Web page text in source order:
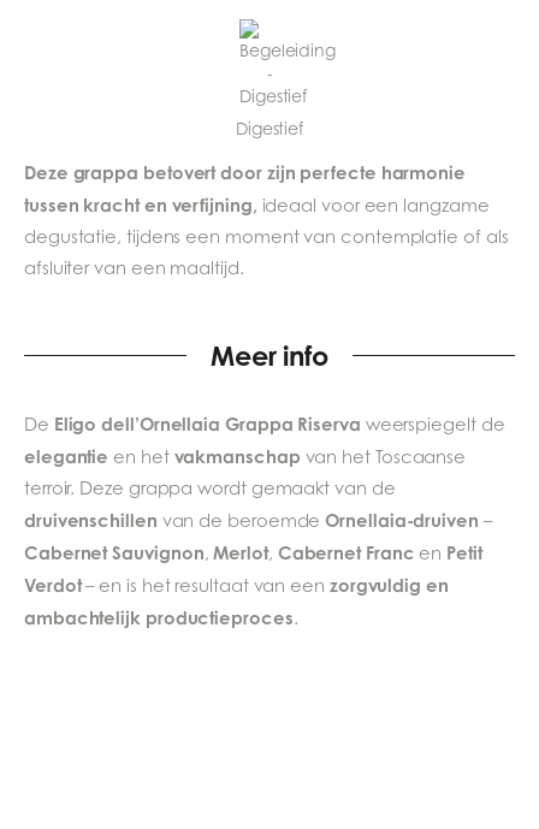
Digestief
Deze grappa betovert door zijn perfecte harmonie
tussen kracht en verfijning, ideaal voor een langzame
degustatie, tijdens een moment van contemplatie of als
afsluiter van een maaltijd.
Meer info
De Eligo dell’Ornellaia Grappa Riserva weerspiegelt de
elegantie en het vakmanschap van het Toscaanse
terroir. Deze grappa wordt gemaakt van de
druivenschillen van de beroemdeOrnellaia-druiven –
Cabernet Sauvignon,Merlot, Cabernet Franc en Petit
Verdot– en is het resultaat van een zorgvuldig en
ambachtelijk productieproces.